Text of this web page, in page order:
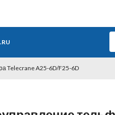
Telecrane A25-6D/F25-6D